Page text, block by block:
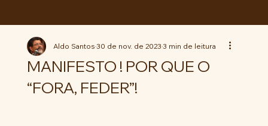
MANIFESTO ! POR QUE O
“FORA, FEDER”!
Aldo Santos30 de nov. de 20233 min de leitura